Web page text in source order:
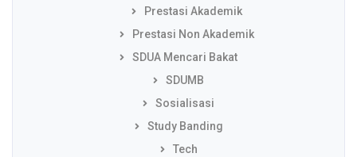
Prestasi Akademik
Prestasi Non Akademik
SDUA Mencari Bakat
SDUMB
Sosialisasi
Study Banding
Tech